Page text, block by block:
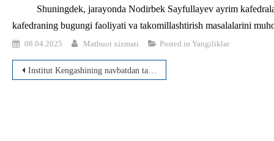
Shuningdek, jarayonda Nodirbek Sayfullayev ayrim
kafedraning bugungi faoliyati va takomillashtirish masalalarini
08.04.2025 Matbuot xizmati Posted in Yangiliklar
Post
Institut Kengashining navbatdan tashqari yig‘ilishi bo‘lib o‘tdi.